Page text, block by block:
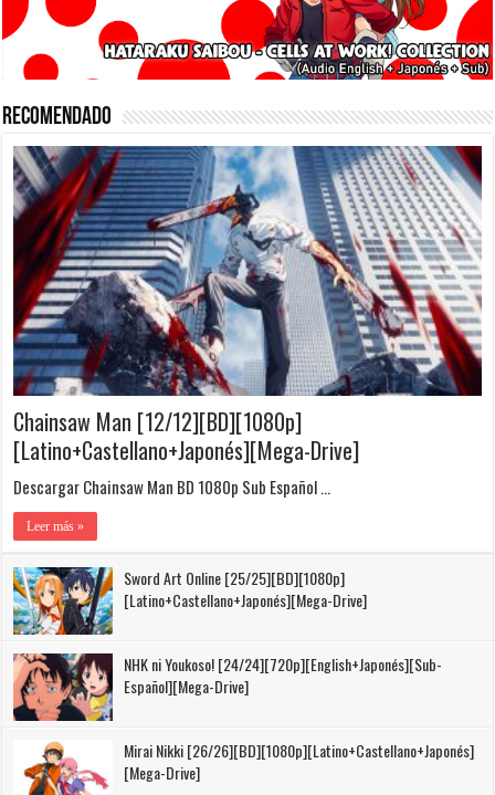
Recomendado
Chainsaw Man [12/12][BD][1080p]
[Latino+Castellano+Japonés][Mega-Drive]
Descargar Chainsaw Man BD 1080p Sub Español …
Leer más »
Sword Art Online [25/25][BD][1080p]
[Latino+Castellano+Japonés][Mega-Drive]
NHK ni Youkoso! [24/24][720p][English+Japonés][Sub-
Español][Mega-Drive]
Mirai Nikki [26/26][BD][1080p][Latino+Castellano+Japonés]
[Mega-Drive]